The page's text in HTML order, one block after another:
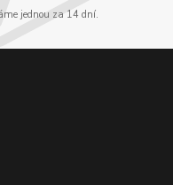
jednou za 14 dní.